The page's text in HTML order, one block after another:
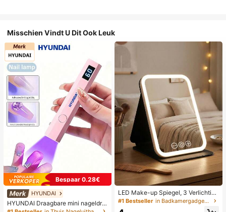
Misschien Vindt U Dit Ook Leuk
Bespaar 0.28€
HYUNDAI
HYUNDAI Draagbare mini nageldro
ger, oplaadbare handlamp UV/LED
LED Make-up Spiegel, 3 Verlichting
smodi, Verstelbare Helderheid, Draa
gbaar Vouwbaar Ontwerp, Geschikt
#1 Bestseller in Badkamergadgets die favoriet zijn bij klanten B